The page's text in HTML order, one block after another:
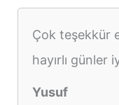
Çok teşekkür
hayırlı günler
Yusuf